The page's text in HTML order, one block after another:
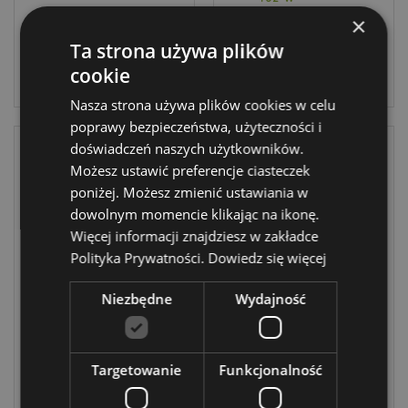
ZALOGUJ
ZALOGUJ
Odświeżacz
powietrza
Stormtrooper o
zapachu coli
AIRF152
ZNÓW
DOSTĘPNE
Poduszka
podróżna
Relaxeazzz z
maską na oczy
Fast Food Burger
×
Ta strona używa plików
cookie
Nasza strona używa plików cookies w celu
poprawy bezpieczeństwa, użyteczności i
doświadczeń naszych użytkowników.
Możesz ustawić preferencje ciasteczek
poniżej. Możesz zmienić ustawiania w
dowolnym momencie klikając na ikonę.
Więcej informacji znajdziesz w zakładce
Polityka Prywatności. Dowiedz się więcej
Niezbędne Wydajność
Targetowanie Funkcjonalność